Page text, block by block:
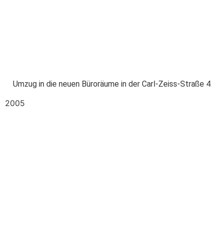
Umzug in die neuen Büroräume in der Carl-Zeiss-Straße 4
2005